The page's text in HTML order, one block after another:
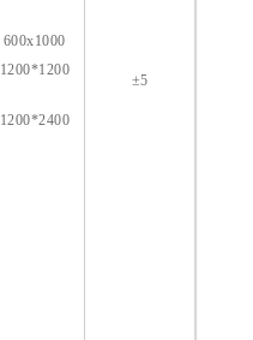
600x1000
1200*1200
1200*2400
±5